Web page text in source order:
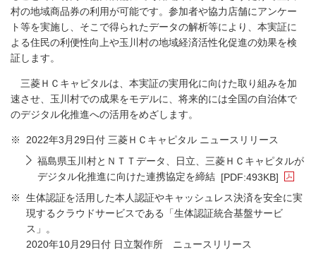
村の地域商品券の利用が可能です。参加者や協力店舗にアンケー
ト等を実施し、そこで得られたデータの解析等により、本実証に
よる住民の利便性向上や玉川村の地域経済活性化促進の効果を検
証します。
三菱ＨＣキャピタルは、本実証の実用化に向けた取り組みを加
速させ、玉川村での成果をモデルに、将来的には全国の自治体で
のデジタル化推進への活用をめざします。
※
2022年3月29日付 三菱ＨＣキャピタル ニュースリリース
福島県玉川村とＮＴＴデータ、日立、三菱ＨＣキャピタルが
デジタル化推進に向けた連携協定を締結 [PDF:493KB]
PDFファイルが新規ウィンドウで開きます
※
生体認証を活用した本人認証やキャッシュレス決済を安全に実
現するクラウドサービスである「生体認証統合基盤サービ
ス」。
2020年10月29日付 日立製作所 ニュースリリース